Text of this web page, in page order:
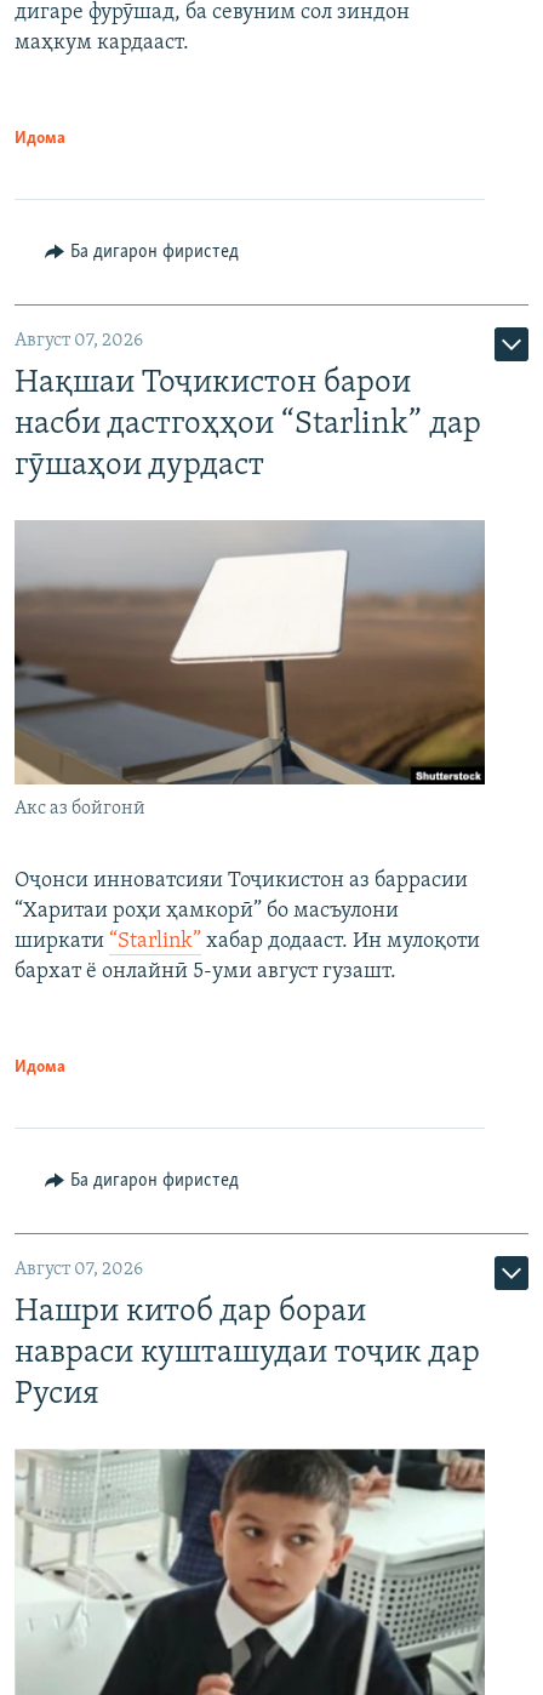
дигаре фурӯшад, ба севуним сол зиндон
маҳкум кардааст.
Идома
Ба дигарон фиристед
Август 07, 2026
Нақшаи Тоҷикистон барои
насби дастгоҳҳои “Starlink” дар
гӯшаҳои дурдаст
Акс аз бойгонӣ
Оҷонси инноватсияи Тоҷикистон аз баррасии
“Харитаи роҳи ҳамкорӣ” бо масъулони
ширкати “Starlink” хабар додааст. Ин мулоқоти
бархат ё онлайнӣ 5-уми август гузашт.
Идома
Ба дигарон фиристед
Август 07, 2026
Нашри китоб дар бораи
навраси кушташудаи тоҷик дар
Русия